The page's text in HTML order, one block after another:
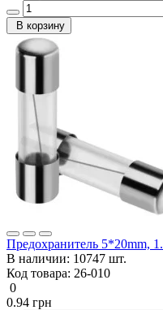
В корзину
Предохранитель 5*20mm,
В наличии: 10747 шт.
Код товара: 26-010
0
0.94 грн